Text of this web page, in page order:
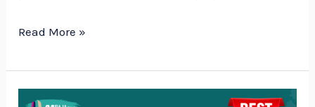
Read More »
Mengenal